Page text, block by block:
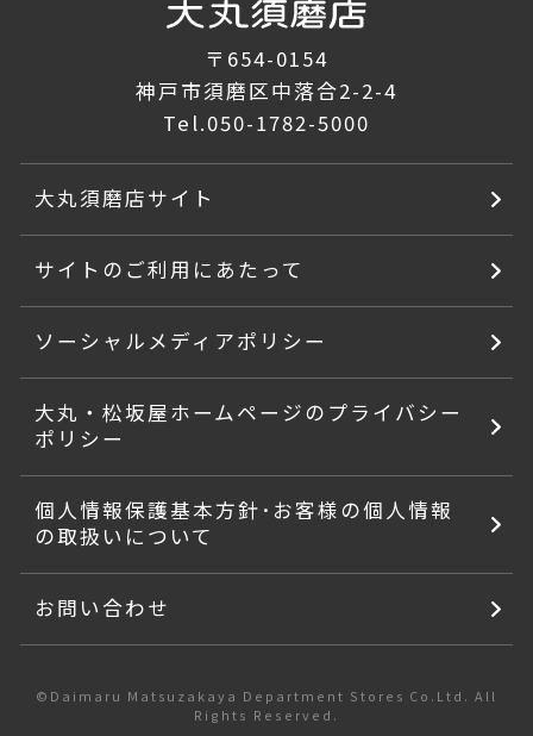
〒654-0154
神戸市須磨区中落合2-2-4
Tel.050-1782-5000
大丸須磨店サイト
サイトのご利用にあたって
ソーシャルメディアポリシー
大丸・松坂屋ホームページのプライバシー
ポリシー
個人情報保護基本方針･お客様の個人情報
の取扱いについて
お問い合わせ
©Daimaru Matsuzakaya Department Stores Co.Ltd. All
Rights Reserved.